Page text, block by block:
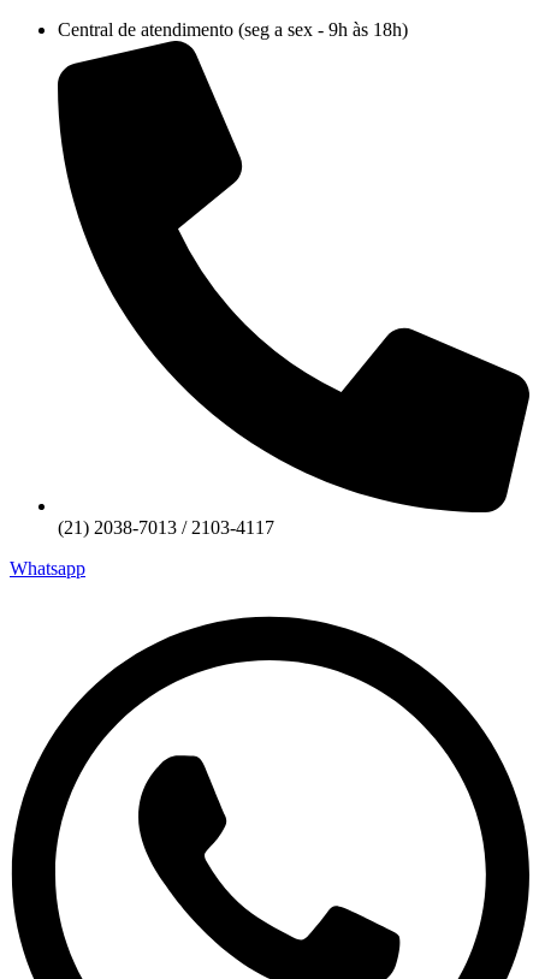
conteúdo
Central de atendimento (seg a sex - 9h às 18h)
(21) 2038-7013 / 2103-4117
Whatsapp